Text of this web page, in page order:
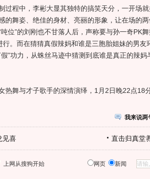
程中，李彬大显其独特的搞笑天分，一开场就
的舞姿、绝佳的身材、亮丽的形象，让在场的
位”的刘刚也不甘落人后，声称要与孙一奇PK
行。而在猜猜真假辣妈和谁是三胞胎姐妹的男
”功力，从蛛丝马迹中猜测到底谁是真正的辣
舞与才子歌手的深情演绎，1月2日晚22点18
我来说两
见喜 直击归真堂
上网从搜狗开始 网页 新闻